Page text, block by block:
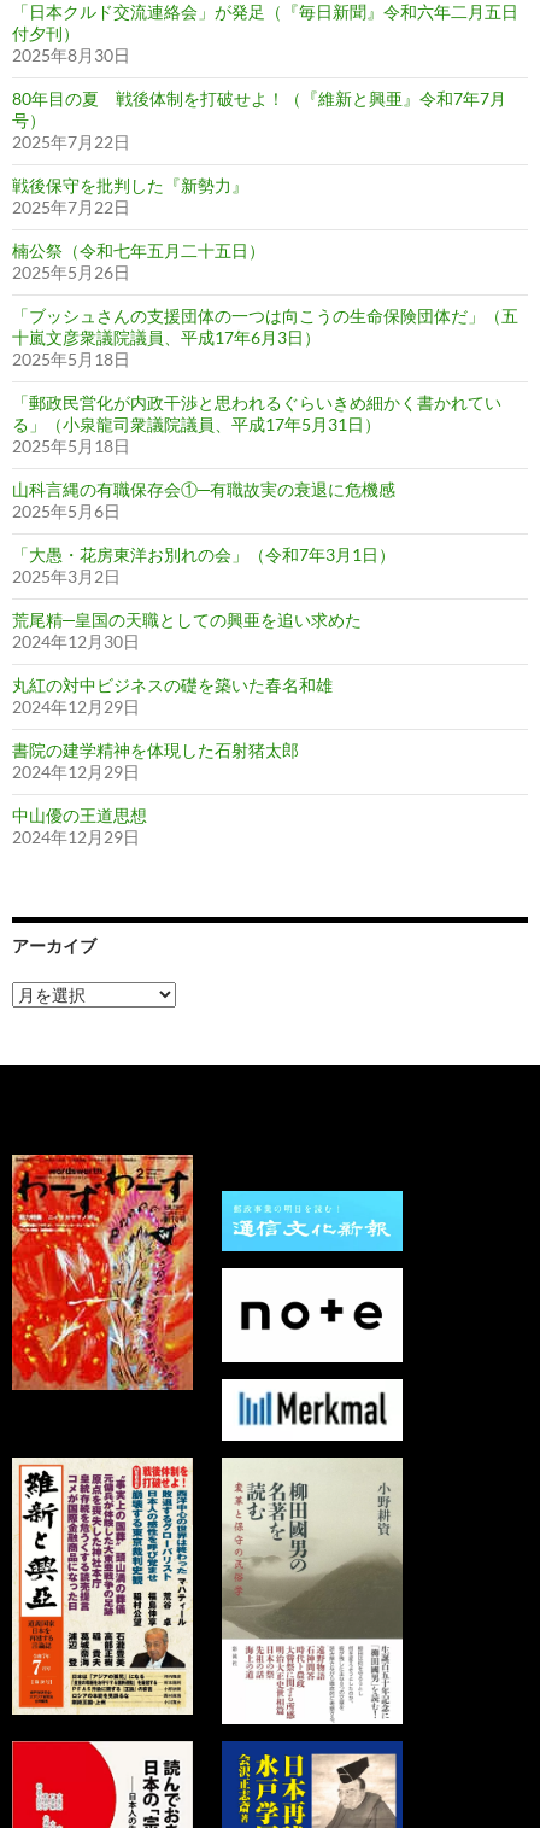
「日本クルド交流連絡会」が発足（『毎日新聞』令和六年二月五日
付夕刊）
2025年8月30日
80年目の夏 戦後体制を打破せよ！（『維新と興亜』令和7年7月
号）
2025年7月22日
戦後保守を批判した『新勢力』
2025年7月22日
楠公祭（令和七年五月二十五日）
2025年5月26日
「ブッシュさんの支援団体の一つは向こうの生命保険団体だ」（五
十嵐文彦衆議院議員、平成17年6月3日）
2025年5月18日
「郵政民営化が内政干渉と思われるぐらいきめ細かく書かれてい
る」（小泉龍司衆議院議員、平成17年5月31日）
2025年5月18日
山科言縄の有職保存会①─有職故実の衰退に危機感
2025年5月6日
「大愚・花房東洋お別れの会」（令和7年3月1日）
2025年3月2日
荒尾精─皇国の天職としての興亜を追い求めた
2024年12月30日
丸紅の対中ビジネスの礎を築いた春名和雄
2024年12月29日
書院の建学精神を体現した石射猪太郎
2024年12月29日
中山優の王道思想
2024年12月29日
アーカイブ
ア
ー